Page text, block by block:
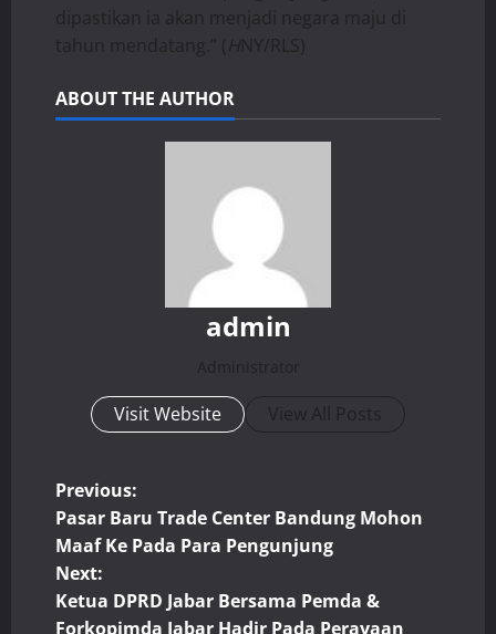
dipastikan ia akan menjadi negara maju di
tahun mendatang.” ( HNY/RLS)
ABOUT THE AUTHOR
admin
Administrator
Visit Website View All Posts
P
o
s
Previous:
Pasar Baru Trade Center Bandung Mohon
Maaf Ke Pada Para Pengunjung
Next:
Ketua DPRD Jabar Bersama Pemda &
Forkopimda Jabar Hadir Pada Perayaan